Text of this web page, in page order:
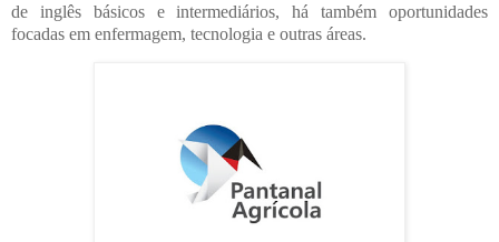
de inglês básicos e intermediários, há também oportunidades
focadas em enfermagem, tecnologia e outras áreas.